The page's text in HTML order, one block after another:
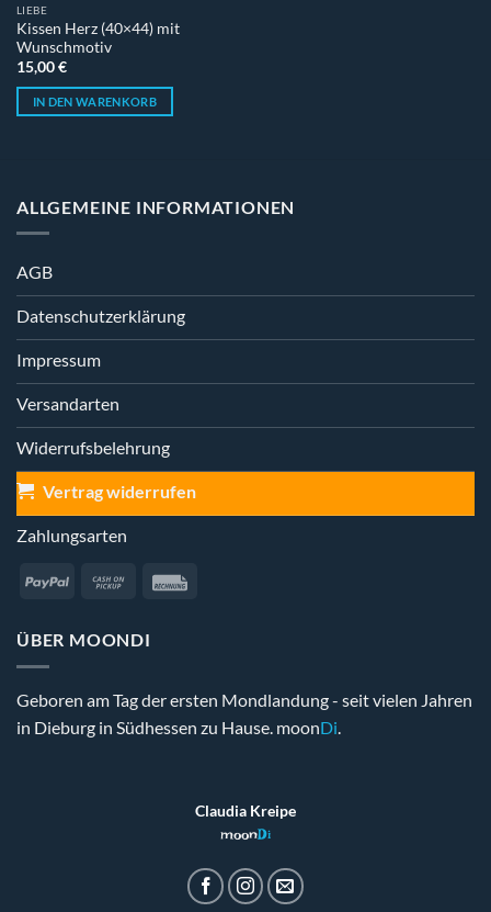
LIEBE
Kissen Herz (40×44) mit
Wunschmotiv
15,00€
IN DEN WARENKORB
ALLGEMEINE INFORMATIONEN
AGB
Datenschutzerklärung
Impressum
Versandarten
Widerrufsbelehrung
Vertrag widerrufen
Zahlungsarten
PayPal
Cash
Pickup
ÜBER MOONDI
Geboren am Tag der ersten Mondlandung - seit vielen Jahren
in Dieburg in Südhessen zu Hause. moonDi
Claudia Kreipe
moonDi